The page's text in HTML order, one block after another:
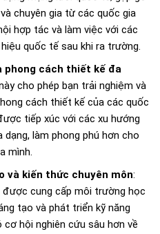
chuyên gia từ các quốc gia
hợp tác và làm việc với các
quốc tế sau khi ra trường.
phong cách thiết kế đa
cho phép bạn trải nghiệm và
cách thiết kế của các quốc
tiếp xúc với các xu hướng
làm phong phú hơn cho
mình.
và kiến thức chuyên môn:
được cung cấp môi trường học
tạo và phát triển kỹ năng
cơ hội nghiên cứu sâu hơn về